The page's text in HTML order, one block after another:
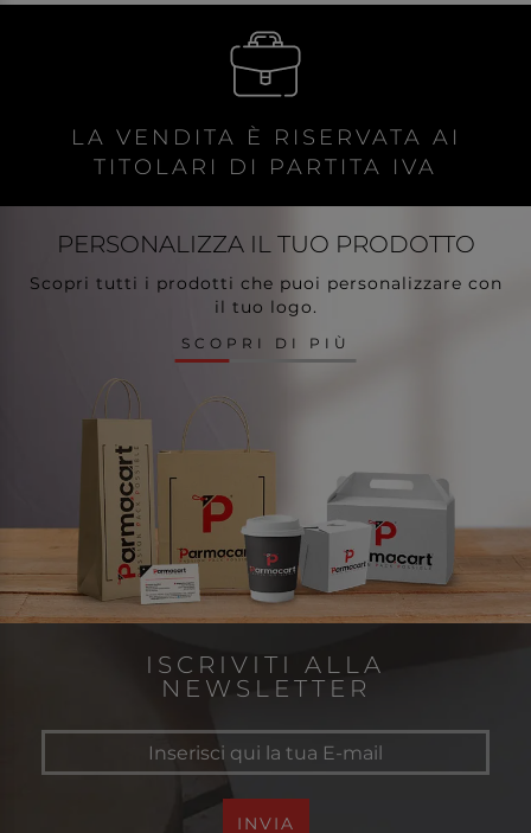
LA VENDITA È RISERVATA AI
TITOLARI DI PARTITA IVA
PERSONALIZZA IL TUO PRODOTTO
Scopri tutti i prodotti che puoi personalizzare con
il tuo logo.
SCOPRI DI PIÙ
ISCRIVITI ALLA
NEWSLETTER
INVIA